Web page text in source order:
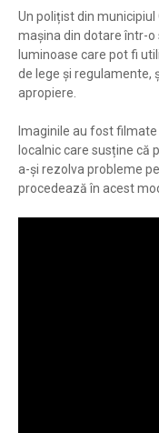
Un polițist din
mașina din dotare într-o
luminoase care pot fi
de lege și regulamente,
apropiere.
Imaginile au fost
localnic care susține că
a-și rezolva probleme
procedează în acest